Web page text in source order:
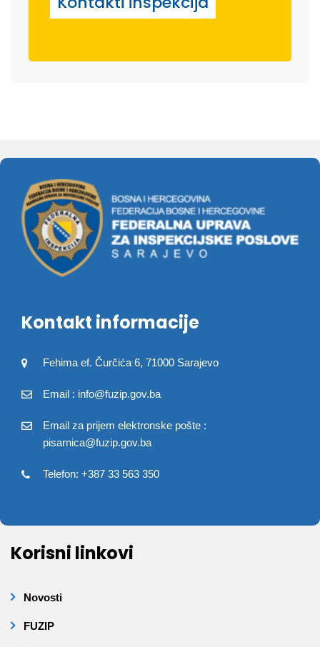
Kontakt informacije
Fehima ef. Čurčića 6, 71000 Sarajevo
Email : info@fuzip.gov.ba
Email za prijem elektronske pošte :
pisarnica@fuzip.gov.ba
Telefon: +387 33 563 350
Korisni linkovi
Novosti
FUZIP